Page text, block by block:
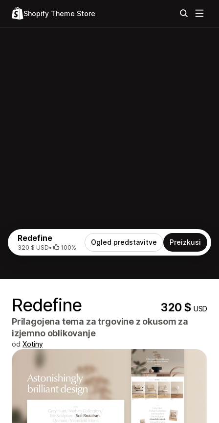
Shopify Theme Store
Redefine
320 $ USD• 100%
Ogled predstavitve Preizkusi
Redefine 320 $USD
Prilagojena tema za trgovine z okusom za
izjemno oblikovanje
od Xotiny